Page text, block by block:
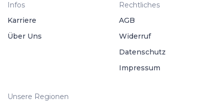
Infos
Karriere
Über Uns
Rechtliches
AGB
Widerruf
Datenschutz
Impressum
Unsere Regionen